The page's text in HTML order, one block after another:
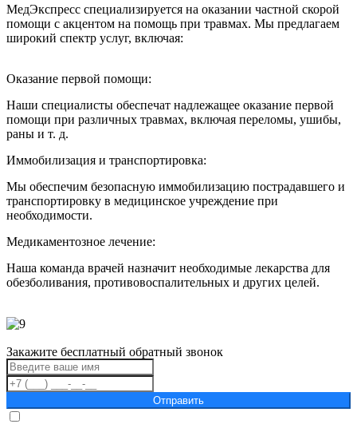
МедЭкспресс специализируется на оказании частной скорой
помощи с акцентом на помощь при травмах. Мы предлагаем
широкий спектр услуг, включая:
Оказание первой помощи:
Наши специалисты обеспечат надлежащее оказание первой
помощи при различных травмах, включая переломы, ушибы,
раны и т. д.
Иммобилизация и транспортировка:
Мы обеспечим безопасную иммобилизацию пострадавшего и
транспортировку в медицинское учреждение при
необходимости.
Медикаментозное лечение:
Наша команда врачей назначит необходимые лекарства для
обезболивания, противовоспалительных и других целей.
Закажите бесплатный обратный звонок
Отправить